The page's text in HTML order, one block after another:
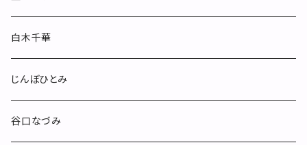
酒器
小物
others
白木千華
じんぼひとみ
谷口なづみ